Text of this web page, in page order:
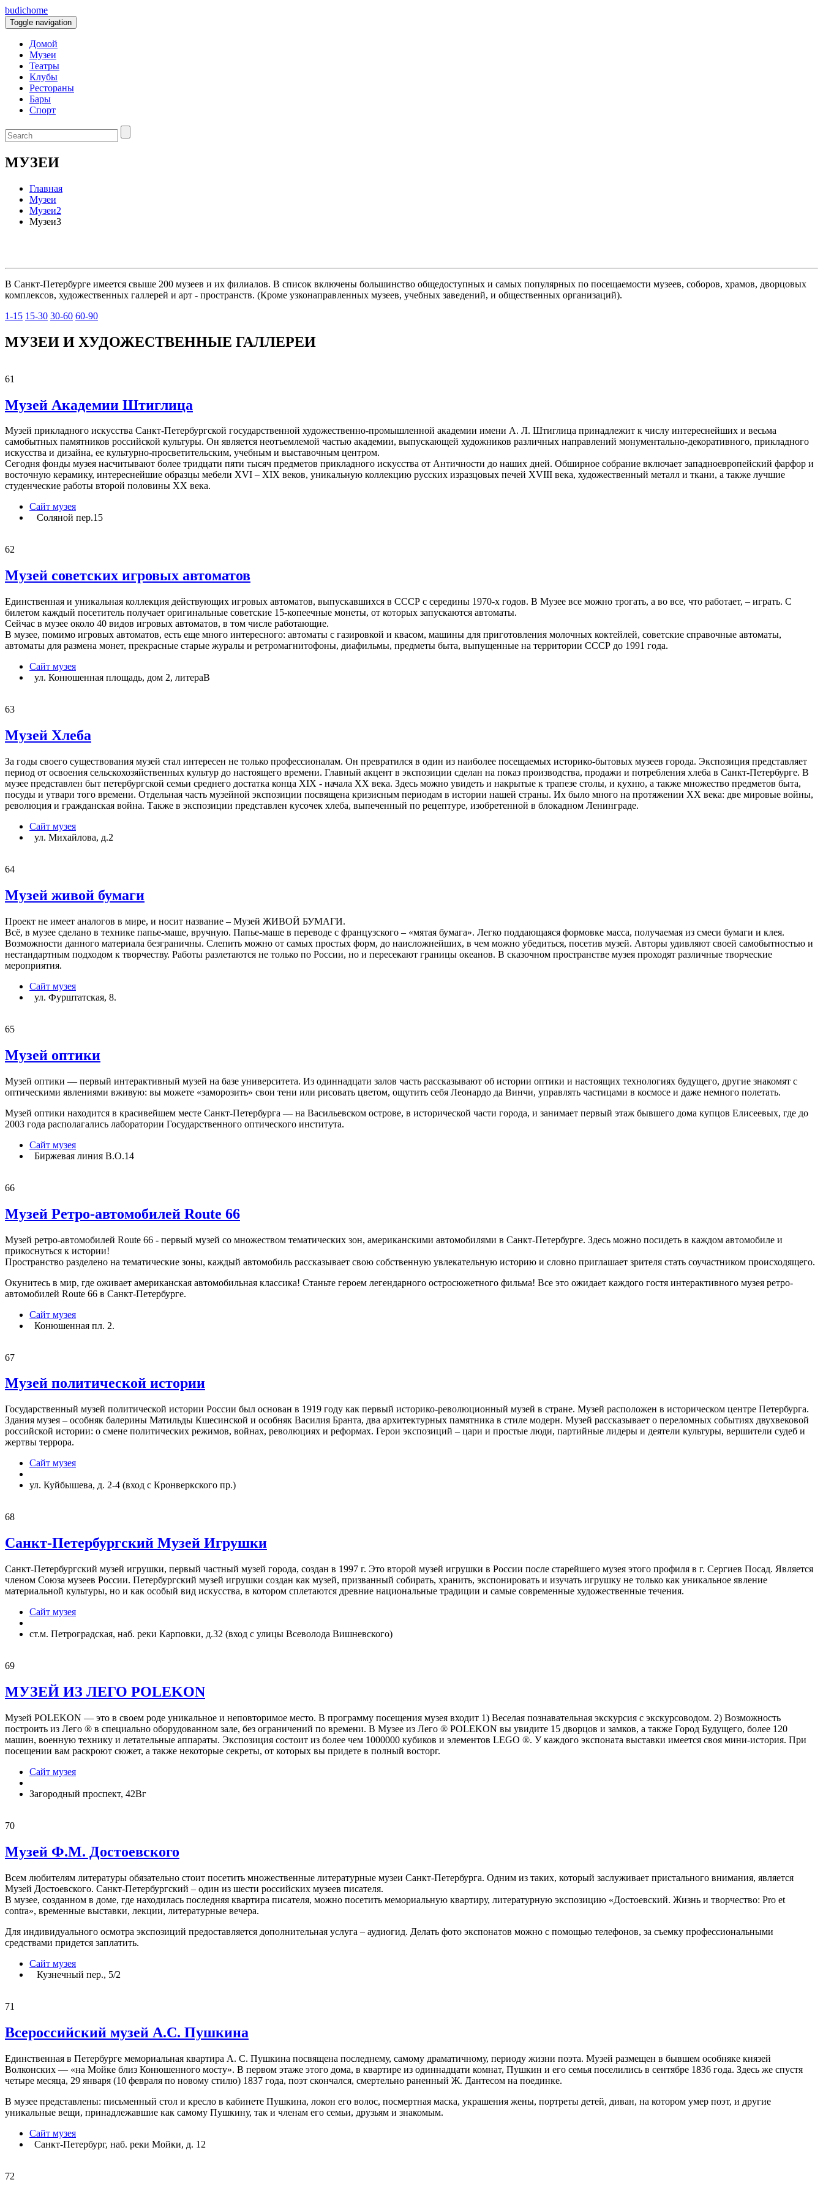
budichome
Toggle navigation
Домой
Музеи
Театры
Клубы
Рестораны
Бары
Спорт
МУЗЕИ
Главная
Музеи
Музеи2
Музеи3
В Санкт-Петербурге имеется свыше 200 музеев и их филиалов. В список включены большинство общедоступных и самых популярных по посещаемости музеев, соборов, храмов, дворцовых
комплексов, художественных галлерей и арт - пространств. (Кроме узконаправленных музеев, учебных заведений, и общественных организаций).
1-15 15-30 30-60 60-90
МУЗЕИ И ХУДОЖЕСТВЕННЫЕ ГАЛЛЕРЕИ
61
Музей Академии Штиглица
Музей прикладного искусства Санкт-Петербургской государственной художественно-промышленной академии имени А. Л. Штиглица принадлежит к числу интереснейших и весьма
самобытных памятников российской культуры. Он является неотъемлемой частью академии, выпускающей художников различных направлений монументально-декоративного, прикладного
искусства и дизайна, ее культурно-просветительским, учебным и выставочным центром.
Сегодня фонды музея насчитывают более тридцати пяти тысяч предметов прикладного искусства от Античности до наших дней. Обширное собрание включает западноевропейский фарфор и
восточную керамику, интереснейшие образцы мебели XVI – XIX веков, уникальную коллекцию русских изразцовых печей XVIII века, художественный металл и ткани, а также лучшие
студенческие работы второй половины ХХ века.
Сайт музея
Соляной пер.15
62
Музей советских игровых автоматов
Единственная и уникальная коллекция действующих игровых автоматов, выпускавшихся в СССР с середины 1970-х годов. В Музее все можно трогать, а во все, что работает, – играть. С
билетом каждый посетитель получает оригинальные советские 15-копеечные монеты, от которых запускаются автоматы.
Сейчас в музее около 40 видов игровых автоматов, в том числе работающие.
В музее, помимо игровых автоматов, есть еще много интересного: автоматы с газировкой и квасом, машины для приготовления молочных коктейлей, советские справочные автоматы,
автоматы для размена монет, прекрасные старые журалы и ретромагнитофоны, диафильмы, предметы быта, выпущенные на территории СССР до 1991 года.
Сайт музея
ул. Конюшенная площадь, дом 2, литераВ
63
Музей Хлеба
За годы своего существования музей стал интересен не только профессионалам. Он превратился в один из наиболее посещаемых историко-бытовых музеев города. Экспозиция представляет
период от освоения сельскохозяйственных культур до настоящего времени. Главный акцент в экспозиции сделан на показ производства, продажи и потребления хлеба в Санкт-Петербурге. В
музее представлен быт петербургской семьи среднего достатка конца XIX - начала XX века. Здесь можно увидеть и накрытые к трапезе столы, и кухню, а также множество предметов быта,
посуды и утвари того времени. Отдельная часть музейной экспозиции посвящена кризисным периодам в истории нашей страны. Их было много на протяжении XX века: две мировые войны,
революция и гражданская война. Также в экспозиции представлен кусочек хлеба, выпеченный по рецептуре, изобретенной в блокадном Ленинграде.
Сайт музея
ул. Михайлова, д.2
64
Музей живой бумаги
Проект не имеет аналогов в мире, и носит название – Музей ЖИВОЙ БУМАГИ.
Всё, в музее сделано в технике папье-маше, вручную. Папье-маше в переводе с французского – «мятая бумага». Легко поддающаяся формовке масса, получаемая из смеси бумаги и клея.
Возможности данного материала безграничны. Слепить можно от самых простых форм, до наисложнейших, в чем можно убедиться, посетив музей. Авторы удивляют своей самобытностью и
нестандартным подходом к творчеству. Работы разлетаются не только по России, но и пересекают границы океанов. В сказочном пространстве музея проходят различные творческие
мероприятия.
Сайт музея
ул. Фурштатская, 8.
65
Музей оптики
Музей оптики — первый интерактивный музей на базе университета. Из одиннадцати залов часть рассказывают об истории оптики и настоящих технологиях будущего, другие знакомят с
оптическими явлениями вживую: вы можете «заморозить» свои тени или рисовать цветом, ощутить себя Леонардо да Винчи, управлять частицами в космосе и даже немного полетать. ​
Музей оптики находится в красивейшем месте Санкт-Петербурга — на Васильевском острове, в исторической части города, и занимает первый этаж бывшего дома купцов Елисеевых, где до
2003 года располагались лаборатории Государственного оптического института.
Сайт музея
Биржевая линия В.О.14
66
Музей Ретро-автомобилей Route 66
Музей ретро-автомобилей Route 66 - первый музей со множеством тематических зон, американскими автомобилями в Санкт-Петербурге. Здесь можно посидеть в каждом автомобиле и
прикоснуться к истории!
Пространство разделено на тематические зоны, каждый автомобиль рассказывает свою собственную увлекательную историю и словно приглашает зрителя стать соучастником происходящего.
Окунитесь в мир, где оживает американская автомобильная классика! Станьте героем легендарного остросюжетного фильма! Все это ожидает каждого гостя интерактивного музея ретро-
автомобилей Route 66 в Санкт-Петербурге.
Сайт музея
Конюшенная пл. 2.
67
Музей политической истории
Государственный музей политической истории России был основан в 1919 году как первый историко-революционный музей в стране. Музей расположен в историческом центре Петербурга.
Здания музея – особняк балерины Матильды Кшесинской и особняк Василия Бранта, два архитектурных памятника в стиле модерн. Музей рассказывает о переломных событиях двухвековой
российской истории: о смене политических режимов, войнах, революциях и реформах. Герои экспозиций – цари и простые люди, партийные лидеры и деятели культуры, вершители судеб и
жертвы террора.
Сайт музея
ул. Куйбышева, д. 2-4 (вход с Кронверкского пр.)
68
Санкт-Петербургский Музей Игрушки
Санкт-Петербургский музей игрушки, первый частный музей города, создан в 1997 г. Это второй музей игрушки в России после старейшего музея этого профиля в г. Сергиев Посад. Является
членом Союза музеев России. Петербургский музей игрушки создан как музей, призванный собирать, хранить, экспонировать и изучать игрушку не только как уникальное явление
материальной культуры, но и как особый вид искусства, в котором сплетаются древние национальные традиции и самые современные художественные течения.
Сайт музея
ст.м. Петроградская, наб. реки Карповки, д.32 (вход с улицы Всеволода Вишневского)
69
МУЗЕЙ ИЗ ЛЕГО POLEKON
Музей POLEKON — это в своем роде уникальное и неповторимое место. В программу посещения музея входит 1) Веселая познавательная экскурсия с экскурсоводом. 2) Возможность
построить из Лего ® в специально оборудованном зале, без ограничений по времени. В Музее из Лего ® POLEKON вы увидите 15 дворцов и замков, а также Город Будущего, более 120
машин, военную технику и летательные аппараты. Экспозиция состоит из более чем 1000000 кубиков и элементов LEGO ®. У каждого экспоната выставки имеется своя мини-история. При
посещении вам раскроют сюжет, а также некоторые секреты, от которых вы придете в полный восторг.
Сайт музея
Загородный проспект, 42Вг
70
Музей Ф.М. Достоевского
Всем любителям литературы обязательно стоит посетить множественные литературные музеи Санкт-Петербурга. Одним из таких, который заслуживает пристального внимания, является
Музей Достоевского. Санкт-Петербургский – один из шести российских музеев писателя.
В музее, созданном в доме, где находилась последняя квартира писателя, можно посетить мемориальную квартиру, литературную экспозицию «Достоевский. Жизнь и творчество: Pro et
contra», временные выставки, лекции, литературные вечера.
Для индивидуального осмотра экспозиций предоставляется дополнительная услуга – аудиогид. Делать фото экспонатов можно с помощью телефонов, за съемку профессиональными
средствами придется заплатить.
Сайт музея
Кузнечный пер., 5/2
71
Всероссийский музей А.С. Пушкина
Единственная в Петербурге мемориальная квартира А. С. Пушкина посвящена последнему, самому драматичному, периоду жизни поэта. Музей размещен в бывшем особняке князей
Волконских — «на Мойке близ Конюшенного мосту». В первом этаже этого дома, в квартире из одиннадцати комнат, Пушкин и его семья поселились в сентябре 1836 года. Здесь же спустя
четыре месяца, 29 января (10 февраля по новому стилю) 1837 года, поэт скончался, смертельно раненный Ж. Дантесом на поединке.
В музее представлены: письменный стол и кресло в кабинете Пушкина, локон его волос, посмертная маска, украшения жены, портреты детей, диван, на котором умер поэт, и другие
уникальные вещи, принадлежавшие как самому Пушкину, так и членам его семьи, друзьям и знакомым.
Сайт музея
Санкт-Петербург, наб. реки Мойки, д. 12
72